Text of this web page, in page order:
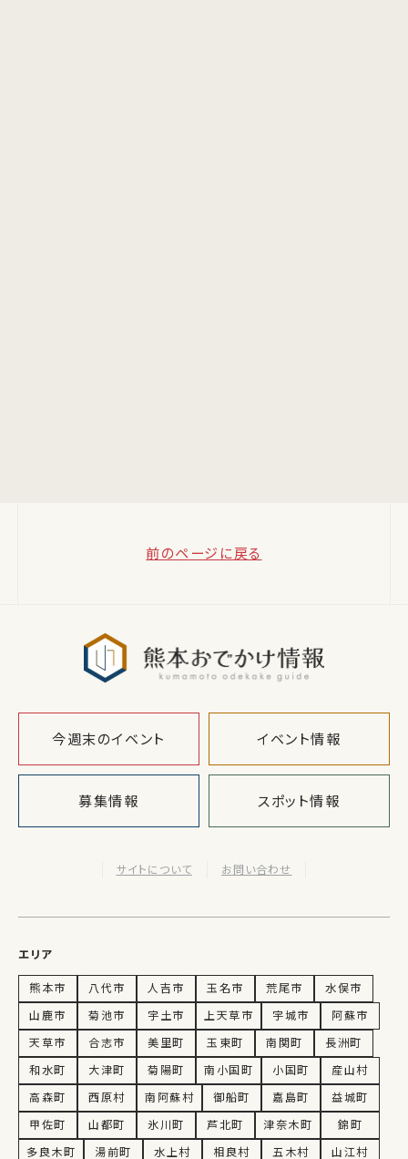
前のページに戻る
今週末のイベント イベント情報
募集情報 スポット情報
サイトについて お問い合わせ
エリア
熊本市 八代市 人吉市 玉名市 荒尾市
水俣市
山鹿市
菊池市 宇土市 上天草市 宇城市
阿蘇市
天草市
合志市 美里町 玉東町 南関町
長洲町
和水町
大津町 菊陽町 南小国町 小国町
産山村
高森町
西原村 南阿蘇村 御船町 嘉島町
益城町
甲佐町
山都町 氷川町 芦北町 津奈木町
錦町
多良木町
湯前町 水上村 相良村 五木村 山江村